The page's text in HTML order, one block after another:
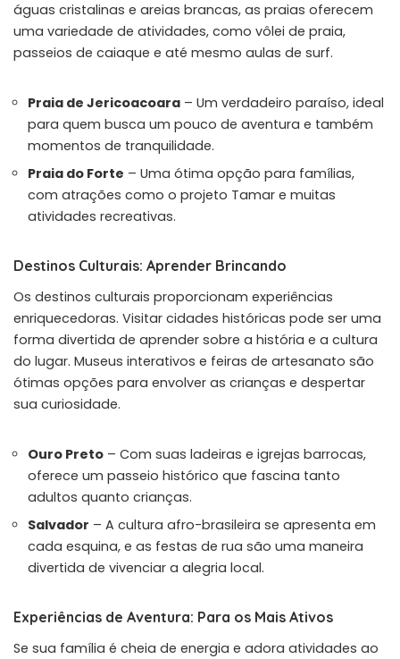
águas cristalinas e areias brancas, as praias oferecem
uma variedade de atividades, como vôlei de praia,
passeios de caiaque e até mesmo aulas de surf.
Praia de Jericoacoara – Um verdadeiro paraíso, ideal
para quem busca um pouco de aventura e também
momentos de tranquilidade.
Praia do Forte – Uma ótima opção para famílias,
com atrações como o projeto Tamar e muitas
atividades recreativas.
Destinos Culturais: Aprender Brincando
Os destinos culturais proporcionam experiências
enriquecedoras. Visitar cidades históricas pode ser uma
forma divertida de aprender sobre a história e a cultura
do lugar. Museus interativos e feiras de artesanato são
ótimas opções para envolver as crianças e despertar
sua curiosidade.
Ouro Preto – Com suas ladeiras e igrejas barrocas,
oferece um passeio histórico que fascina tanto
adultos quanto crianças.
Salvador – A cultura afro-brasileira se apresenta em
cada esquina, e as festas de rua são uma maneira
divertida de vivenciar a alegria local.
Experiências de Aventura: Para os Mais Ativos
Se sua família é cheia de energia e adora atividades ao